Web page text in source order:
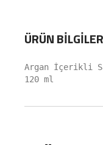
ÜRÜN
Argan İçerikli
120 ml